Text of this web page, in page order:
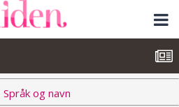
Språk og navn